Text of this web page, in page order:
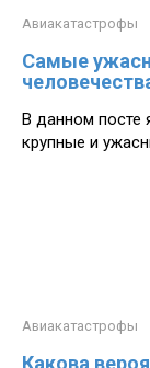
Авиакатастрофы
Самые
В данном посте
крупные и
Авиакатастрофы
Какова